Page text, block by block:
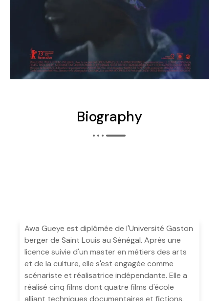
Biography
Awa Gueye est diplômée de l'Université Gaston
berger de Saint Louis au Sénégal. Après une
licence suivie d'un master en métiers des arts
et de la culture, elle s'est engagée comme
scénariste et réalisatrice indépendante. Elle a
réalisé cinq films dont quatre films d'école
alliant techniques documentaires et fictions.